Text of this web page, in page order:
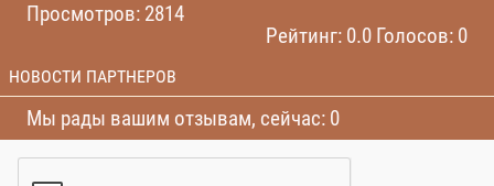
Просмотров: 2814
Рейтинг: 0.0 Голосов: 0
НОВОСТИ ПАРТНЕРОВ
Мы рады вашим отзывам, сейчас: 0